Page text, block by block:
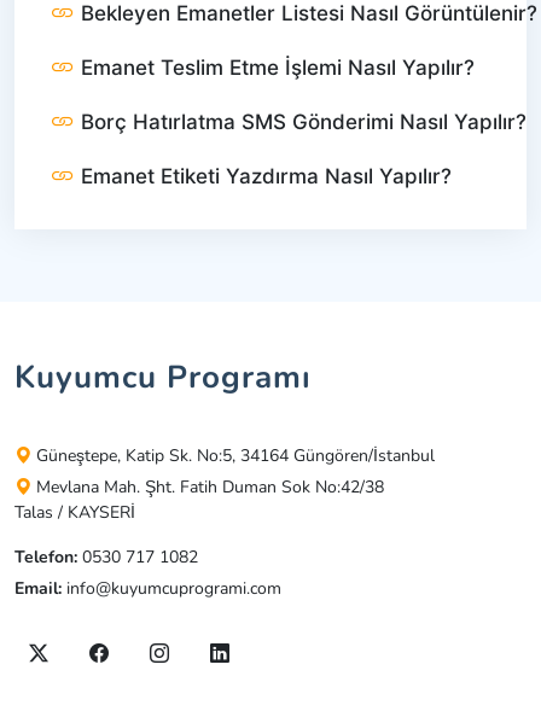
Bekleyen Emanetler Listesi Nasıl Görüntülenir?
Emanet Teslim Etme İşlemi Nasıl Yapılır?
Borç Hatırlatma SMS Gönderimi Nasıl Yapılır?
Emanet Etiketi Yazdırma Nasıl Yapılır?
Kuyumcu Programı
Güneştepe, Katip Sk. No:5, 34164 Güngören/İstanbul
Mevlana Mah. Şht. Fatih Duman Sok No:42/38
Talas / KAYSERİ
Telefon: 0530 717 1082
Email: info@kuyumcuprogrami.com